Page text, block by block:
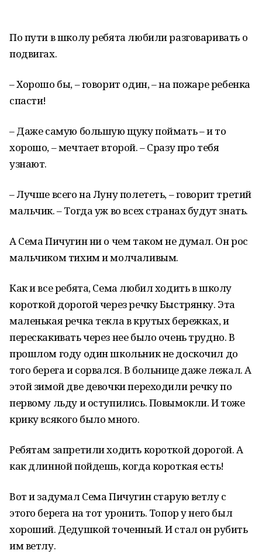
По пути в школу ребята любили разговаривать о
подвигах.
– Хорошо бы, – говорит один, – на пожаре ребенка
спасти!
– Даже самую большую щуку поймать – и то
хорошо, – мечтает второй. – Сразу про тебя
узнают.
– Лучше всего на Луну полететь, – говорит третий
мальчик. – Тогда уж во всех странах будут знать.
А Сема Пичугин ни о чем таком не думал. Он рос
мальчиком тихим и молчаливым.
Как и все ребята, Сема любил ходить в школу
короткой дорогой через речку Быстрянку. Эта
маленькая речка текла в крутых бережках, и
перескакивать через нее было очень трудно. В
прошлом году один школьник не доскочил до
того берега и сорвался. В больнице даже лежал. А
этой зимой две девочки переходили речку по
первому льду и оступились. Повымокли. И тоже
крику всякого было много.
Ребятам запретили ходить короткой дорогой. А
как длинной пойдешь, когда короткая есть!
Вот и задумал Сема Пичугин старую ветлу с
этого берега на тот уронить. Топор у него был
хороший. Дедушкой точенный. И стал он рубить
им ветлу.